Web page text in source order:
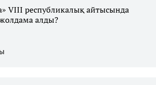
VIII республикалық айтысында
алды?